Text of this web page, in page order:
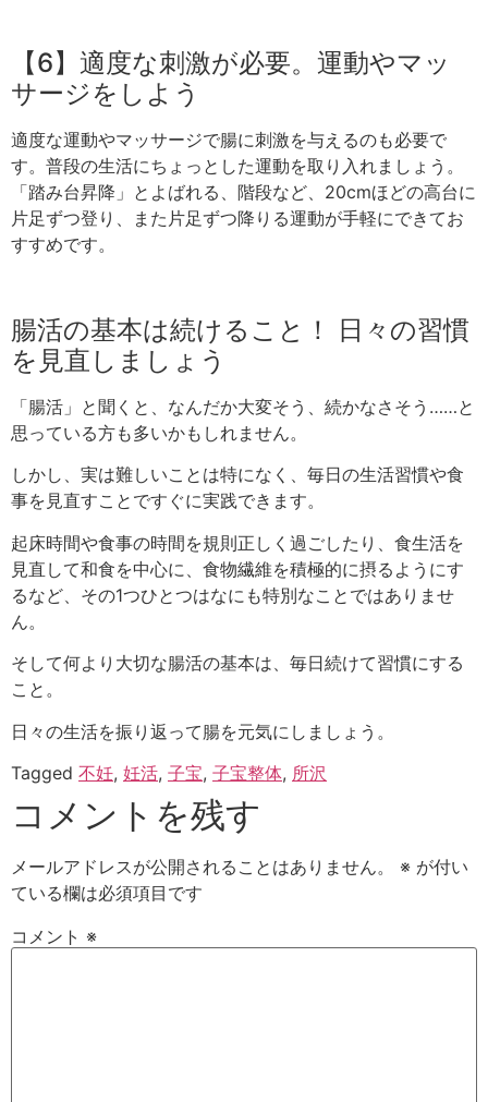
【6】適度な刺激が必要。運動やマッ
サージをしよう
適度な運動やマッサージで腸に刺激を与えるのも必要で
す。普段の生活にちょっとした運動を取り入れましょう。
「踏み台昇降」とよばれる、階段など、20cmほどの高台に
片足ずつ登り、また片足ずつ降りる運動が手軽にできてお
すすめです。
腸活の基本は続けること！ 日々の習慣
を見直しましょう
「腸活」と聞くと、なんだか大変そう、続かなさそう……と
思っている方も多いかもしれません。
しかし、実は難しいことは特になく、毎日の生活習慣や食
事を見直すことですぐに実践できます。
起床時間や食事の時間を規則正しく過ごしたり、食生活を
見直して和食を中心に、食物繊維を積極的に摂るようにす
るなど、その1つひとつはなにも特別なことではありませ
ん。
そして何より大切な腸活の基本は、毎日続けて習慣にする
こと。
日々の生活を振り返って腸を元気にしましょう。
Tagged 不妊, 妊活, 子宝, 子宝整体, 所沢
コメントを残す
メールアドレスが公開されることはありません。 ※ が付い
ている欄は必須項目です
コメント ※